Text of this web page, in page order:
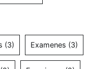
(3) Examenes (3)